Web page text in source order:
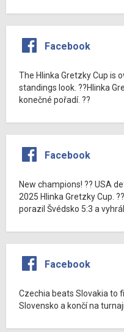
Facebook
The Hlinka Gretzky Cup is
standings look. ??Hlinka
konečné pořadí. ??
Facebook
New champions! ?? USA
2025 Hlinka Gretzky Cup.
porazil Švédsko 5:3 a
Facebook
Czechia beats Slovakia to
Slovensko a končí na